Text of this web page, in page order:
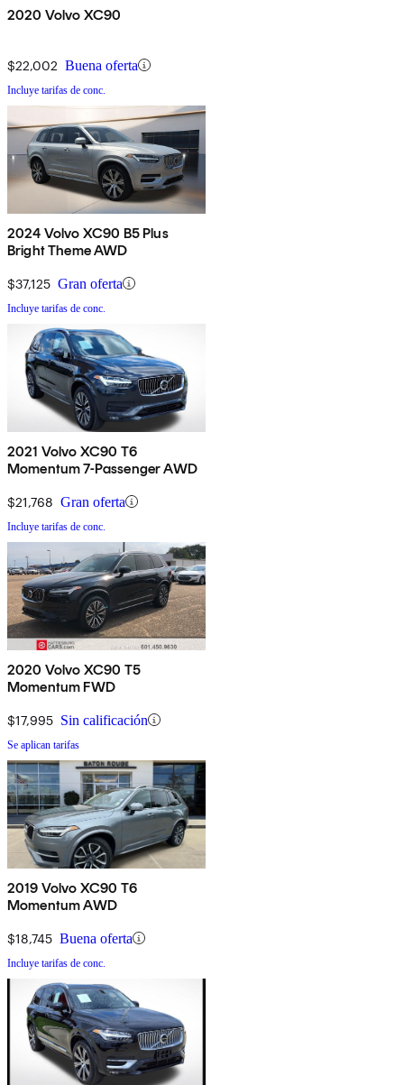
2020 Volvo XC90
$22,002 Buena oferta
Incluye tarifas de conc.
2024 Volvo XC90 B5 Plus
Bright Theme AWD
$37,125 Gran oferta
Incluye tarifas de conc.
2021 Volvo XC90 T6
Momentum 7-Passenger AWD
$21,768 Gran oferta
Incluye tarifas de conc.
2020 Volvo XC90 T5
Momentum FWD
$17,995 Sin calificación
Se aplican tarifas
2019 Volvo XC90 T6
Momentum AWD
$18,745 Buena oferta
Incluye tarifas de conc.